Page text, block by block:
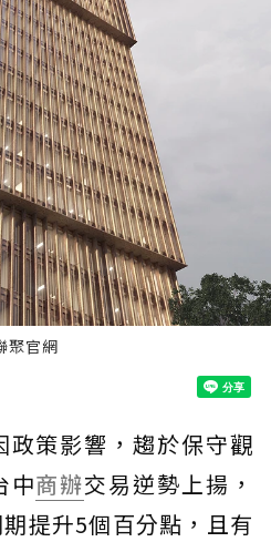
聚官網
策影響，趨於保守觀
中商辦交易逆勢上揚，
提升5個百分點，且有